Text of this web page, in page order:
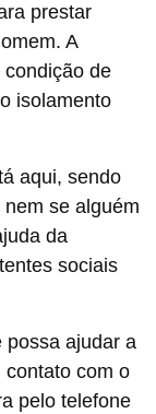
prestar
A
de
isolamento
aqui, sendo
se alguém
da
sociais
possa ajudar a
contato com o
pelo telefone